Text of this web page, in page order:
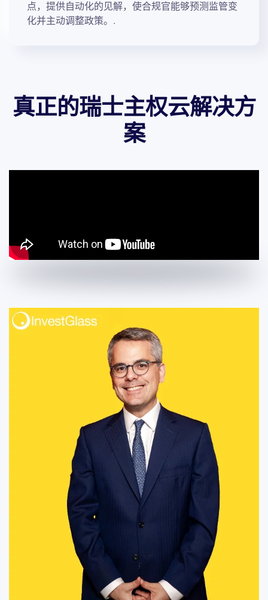
点，提供自动化的见解，使合规官能够预测监管变
化并主动调整政策。.
真正的瑞士主权云解决方
案